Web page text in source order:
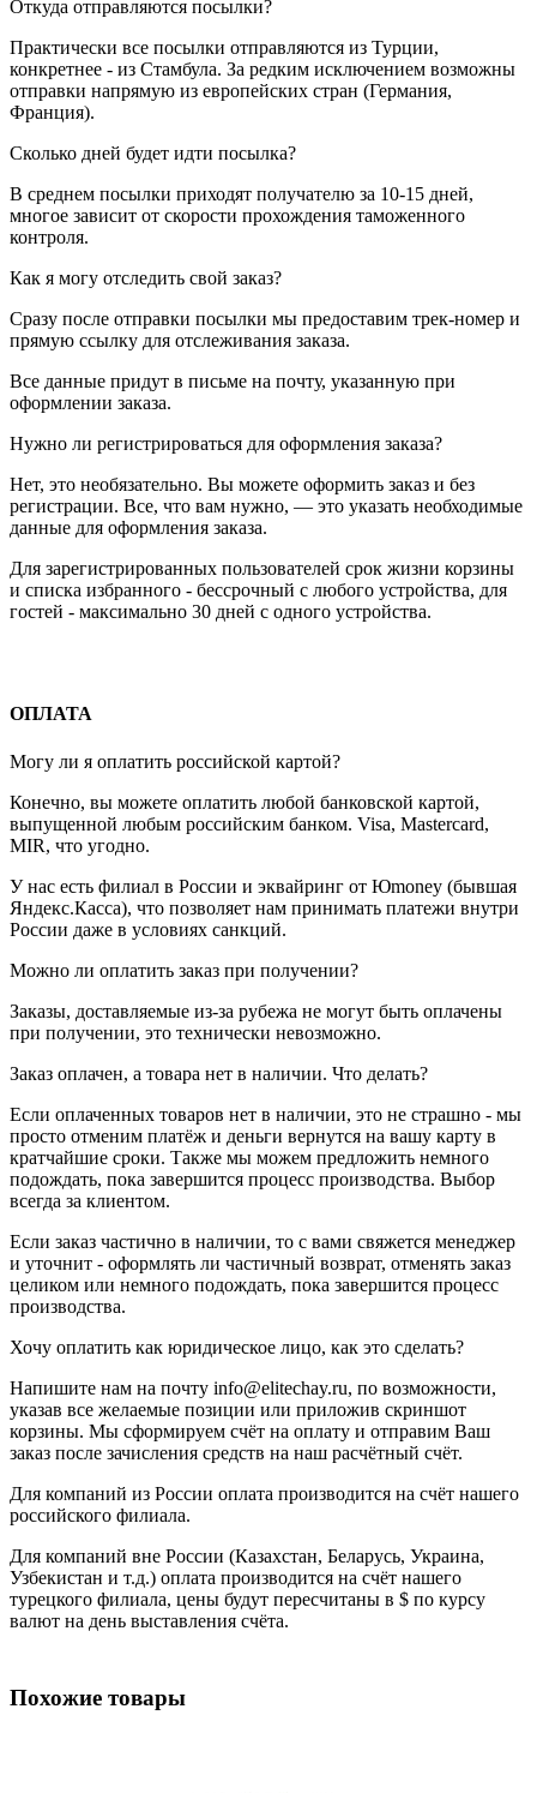
Откуда отправляются посылки?
Практически все посылки отправляются из Турции,
конкретнее - из Стамбула. За редким исключением возможны
отправки напрямую из европейских стран (Германия,
Франция).
Сколько дней будет идти посылка?
В среднем посылки приходят получателю за 10-15 дней,
многое зависит от скорости прохождения таможенного
контроля.
Как я могу отследить свой заказ?
Сразу после отправки посылки мы предоставим трек-номер и
прямую ссылку для отслеживания заказа.
Все данные придут в письме на почту, указанную при
оформлении заказа.
Нужно ли регистрироваться для оформления заказа?
Нет, это необязательно. Вы можете оформить заказ и без
регистрации. Все, что вам нужно, — это указать необходимые
данные для оформления заказа.
Для зарегистрированных пользователей срок жизни корзины
и списка избранного - бессрочный с любого устройства, для
гостей - максимально 30 дней с одного устройства.
ОПЛАТА
Могу ли я оплатить российской картой?
Конечно, вы можете оплатить любой банковской картой,
выпущенной любым российским банком. Visa, Mastercard,
MIR, что угодно.
У нас есть филиал в России и эквайринг от Юmoney (бывшая
Яндекс.Касса), что позволяет нам принимать платежи внутри
России даже в условиях санкций.
Можно ли оплатить заказ при получении?
Заказы, доставляемые из-за рубежа не могут быть оплачены
при получении, это технически невозможно.
Заказ оплачен, а товара нет в наличии. Что делать?
Если оплаченных товаров нет в наличии, это не страшно - мы
просто отменим платёж и деньги вернутся на вашу карту в
кратчайшие сроки. Также мы можем предложить немного
подождать, пока завершится процесс производства. Выбор
всегда за клиентом.
Если заказ частично в наличии, то с вами свяжется менеджер
и уточнит - оформлять ли частичный возврат, отменять заказ
целиком или немного подождать, пока завершится процесс
производства.
Хочу оплатить как юридическое лицо, как это сделать?
Напишите нам на почту info@elitechay.ru, по возможности,
указав все желаемые позиции или приложив скриншот
корзины. Мы сформируем счёт на оплату и отправим Ваш
заказ после зачисления средств на наш расчётный счёт.
Для компаний из России оплата производится на счёт нашего
российского филиала.
Для компаний вне России (Казахстан, Беларусь, Украина,
Узбекистан и т.д.) оплата производится на счёт нашего
турецкого филиала, цены будут пересчитаны в $ по курсу
валют на день выставления счёта.
Похожие товары